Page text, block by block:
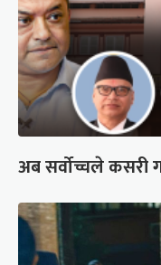
अब सर्वोच्चले कसरी